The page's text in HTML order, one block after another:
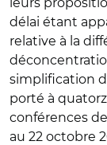
délai étant
relative à la
simplification
porté à
conférences
au 22 octobre